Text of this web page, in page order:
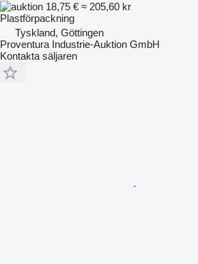
18,75 € ≈ 205,60 kr
Plastförpackning
Tyskland, Göttingen
Proventura Industrie-Auktion GmbH
Kontakta säljaren